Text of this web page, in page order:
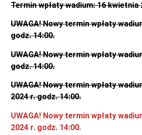
Termin wpłaty wadium: 16 kwietnia
UWAGA! Nowy termin wpłaty
godz. 14:00.
UWAGA! Nowy termin wpłaty
godz. 14:00.
UWAGA! Nowy termin wpłaty
2024 r. godz. 14:00.
UWAGA! Nowy termin wpłaty
2024 r. godz. 14:00.